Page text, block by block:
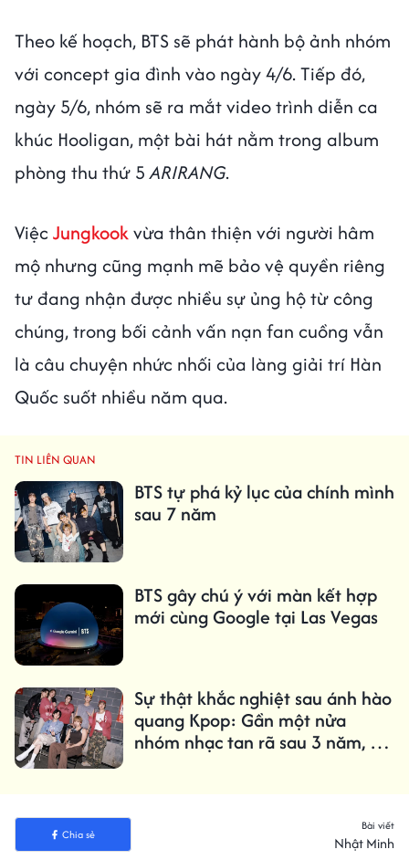
Theo kế hoạch, BTS sẽ phát hành bộ ảnh nhóm
với concept gia đình vào ngày 4/6. Tiếp đó,
ngày 5/6, nhóm sẽ ra mắt video trình diễn ca
khúc Hooligan, một bài hát nằm trong album
phòng thu thứ 5ARIRANG.
Việc Jungkookvừa thân thiện với người hâm
mộ nhưng cũng mạnh mẽ bảo vệ quyền riêng
tư đang nhận được nhiều sự ủng hộ từ công
chúng, trong bối cảnh vấn nạn fan cuồng vẫn
là câu chuyện nhức nhối của làng giải trí Hàn
Quốc suốt nhiều năm qua.
TIN LIÊN QUAN
BTS tự phá kỷ lục của chính mình
sau 7 năm
BTS gây chú ý với màn kết hợp
mới cùng Google tại Las Vegas
Sự thật khắc nghiệt sau ánh hào
quang Kpop: Gần một nửa
nhóm nhạc tan rã sau 3 năm, chỉ
Chia sẻ
Bài viết
Nhật Minh